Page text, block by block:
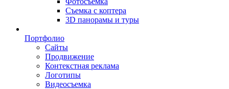
Съемка с коптера
3D панорамы и туры
Портфолио
Сайты
Продвижение
Контекстная реклама
Логотипы
Видеосъемка